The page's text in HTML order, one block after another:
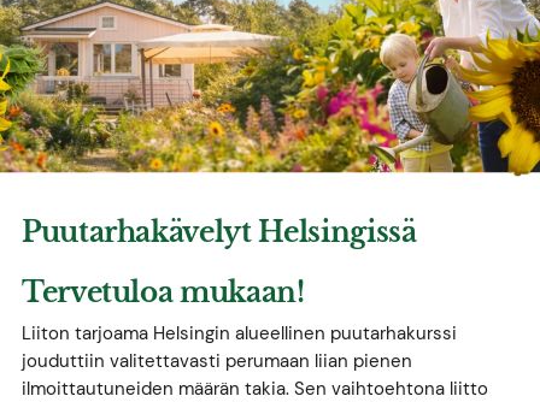
Puutarhakävelyt Helsingissä
Tervetuloa mukaan!
Liiton tarjoama Helsingin alueellinen puutarhakurssi
jouduttiin valitettavasti perumaan liian pienen
ilmoittautuneiden määrän takia. Sen vaihtoehtona liitto